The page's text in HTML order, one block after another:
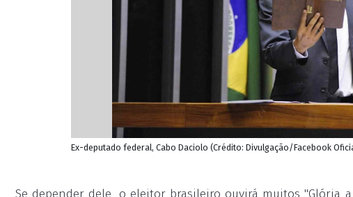
Ex-deputado federal, Cabo Daciolo (Crédito: Divulgação/Facebook
Se depender dele, o eleitor brasileiro ouvirá muitos "Glória a